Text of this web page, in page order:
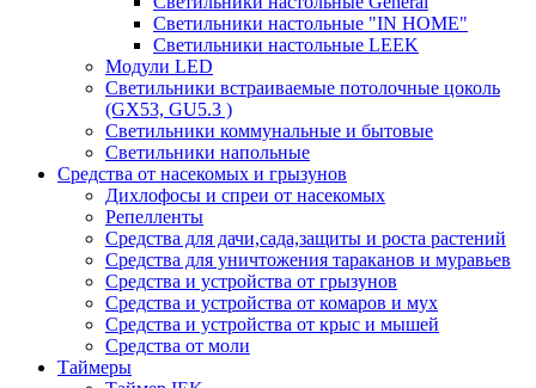
Светильники настольные "IN HOME"
Светильники настольные LEEK
Модули LED
Светильники встраиваемые потолочные цоколь
(GX53, GU5.3 )
Светильники коммунальные и бытовые
Светильники напольные
Средства от насекомых и грызунов
Дихлофосы и спреи от насекомых
Репелленты
Средства для дачи,сада,защиты и роста растений
Средства для уничтожения тараканов и муравьев
Средства и устройства от грызунов
Средства и устройства от комаров и мух
Средства и устройства от крыс и мышей
Средства от моли
Таймеры